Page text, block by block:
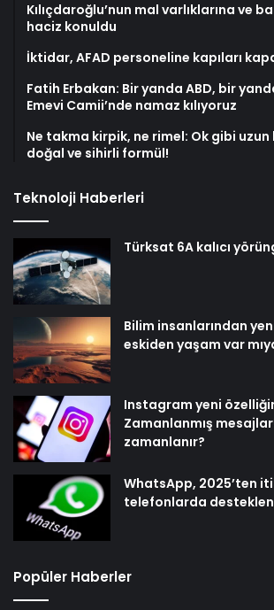
Kılıçdaroğlu’nun mal varlıklarına ve
haciz konuldu
İktidar, AFAD personeline kapıları
Fatih Erbakan: Bir yanda ABD, bir
Emevi Camii’nde namaz kılıyoruz
Ne takma kirpik, ne rimel: Ok gibi
doğal ve sihirli formül!
Teknoloji Haberleri
Türksat 6A kalıcı
Bilim insanlarından
eskiden yaşam var
Instagram yeni
Zamanlanmış
zamanlanır?
WhatsApp, 2025’ten
telefonlarda
Popüler Haberler